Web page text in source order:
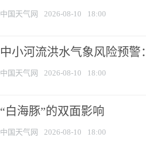
中国天气网 2026-08-10 18:00
中小河流洪水气象风险预
中国天气网 2026-08-10 18:00
​“白海豚”的双面影响
中国天气网 2026-08-10 18:00